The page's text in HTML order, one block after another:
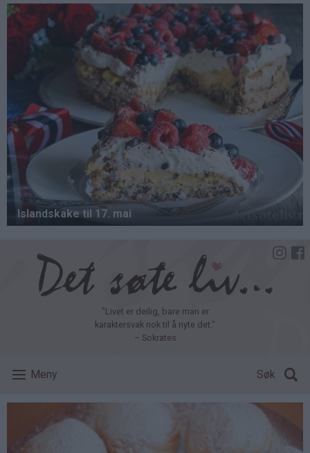
Hopp
hovedinnhold
"Livet er deilig, bare man er
karaktersvak nok til å nyte det."
– Sokrates
Meny Søk